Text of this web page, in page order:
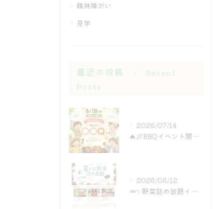
精神障がい
見学
最近の投稿
Recent
Posts
2026/07/14
🔥🍖BBQイベント開催ぃぃぃぃぃぃぃ！！！🍖🔥
2026/06/12
🥕✨野菜詰め放題イベント✨🥕